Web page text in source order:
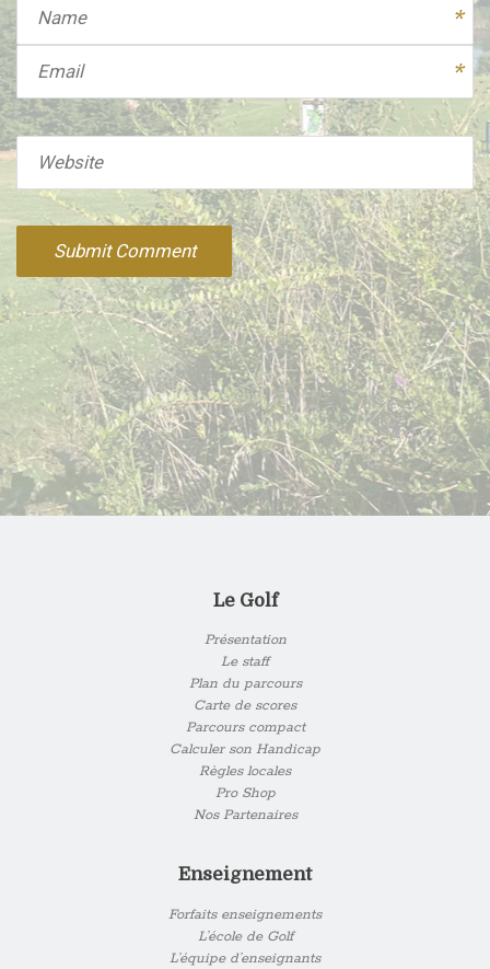
Website
Le Golf
Présentation
Le staff
Plan du parcours
Carte de scores
Parcours compact
Calculer son Handicap
Règles locales
Pro Shop
Nos Partenaires
Enseignement
Forfaits enseignements
L’école de Golf
L’équipe d’enseignants